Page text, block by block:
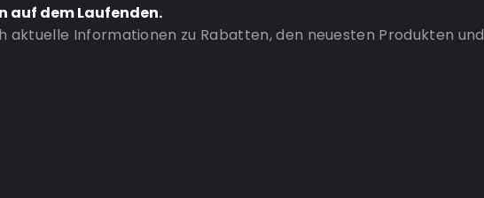
auf dem Laufenden.
aktuelle Informationen zu Rabatten, den neuesten Produkten und